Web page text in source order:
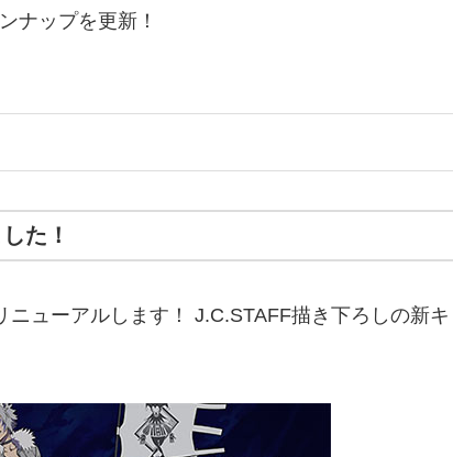
ナップを更新！
た！
ューアルします！ J.C.STAFF描き下ろしの新キ